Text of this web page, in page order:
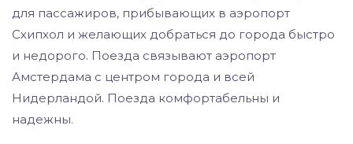
для пассажиров, прибывающих в аэропорт
Схипхол и желающих добраться до города быстро
и недорого. Поезда связывают аэропорт
Амстердама с центром города и всей
Нидерландой. Поезда комфортабельны и
надежны.